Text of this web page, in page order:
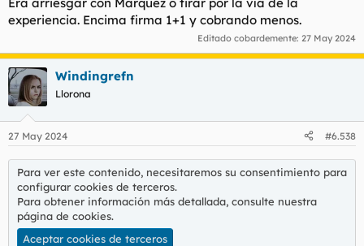
experiencia. Encima firma 1+1 y cobrando menos.
Editado cobardemente: 27 May 2024
Windingrefn
Llorona
27 May 2024 #6.538
Para ver este contenido, necesitaremos su consentimiento para
configurar cookies de terceros.
Para obtener información más detallada, consulte nuestra
página de cookies.
Aceptar cookies de terceros